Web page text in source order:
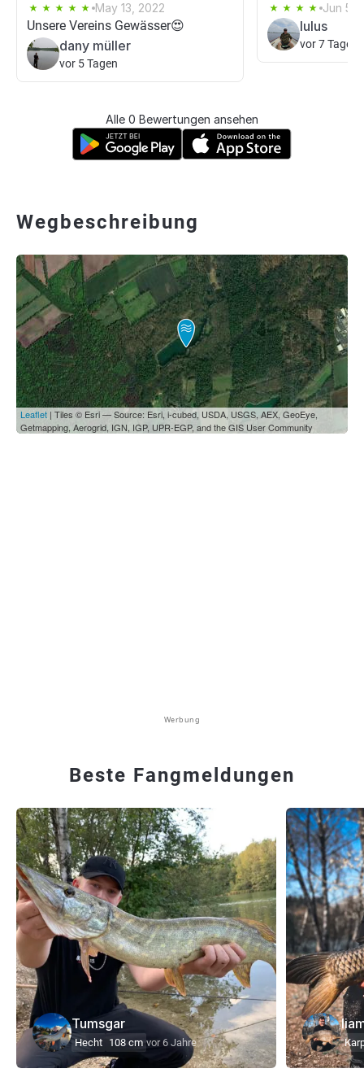
May 13, 2022
Unsere Vereins Gewässer😍
dany müller
vor 5 Tagen
Jun 5,
lulus
vor 7 Tagen
Alle 0 Bewertungen ansehen
Wegbeschreibung
Leaflet | Tiles © Esri — Source: Esri, i-cubed, USDA, USGS, AEX, GeoEye,
Getmapping, Aerogrid, IGN, IGP, UPR-EGP, and the GIS User Community
Werbung
Beste Fangmeldungen
Tumsgar
Hecht 108 cm vor 6 Jahre